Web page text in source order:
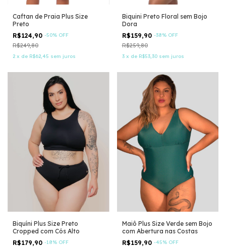
Caftan de Praia Plus Size
Preto
R$124,90 -50% OFF
R$249,80
2 x de R$62,45 sem juros
Biquini Preto Floral sem Bojo
Dora
R$159,90 -38% OFF
R$259,80
3 x de R$53,30 sem juros
Biquíni Plus Size Preto
Cropped com Cós Alto
R$179,90 -18% OFF
Maiô Plus Size Verde sem Bojo
com Abertura nas Costas
R$159,90 -45% OFF